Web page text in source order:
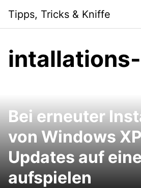
content
Tipps, Tricks & Kniffe
Bei erneuter
von Windows
Updates auf
aufspielen